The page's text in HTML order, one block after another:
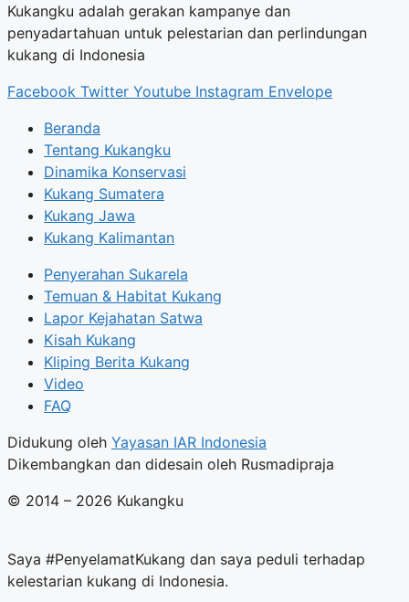
Kukangku adalah gerakan kampanye dan
penyadartahuan untuk pelestarian dan perlindungan
kukang di Indonesia
Facebook Twitter Youtube Instagram Envelope
Beranda
Tentang Kukangku
Dinamika Konservasi
Kukang Sumatera
Kukang Jawa
Kukang Kalimantan
Penyerahan Sukarela
Temuan & Habitat Kukang
Lapor Kejahatan Satwa
Kisah Kukang
Kliping Berita Kukang
Video
FAQ
Didukung oleh Yayasan IAR Indonesia
Dikembangkan dan didesain oleh Rusmadipraja
© 2014 – 2026 Kukangku
Saya #PenyelamatKukang dan saya peduli terhadap
kelestarian kukang di Indonesia.